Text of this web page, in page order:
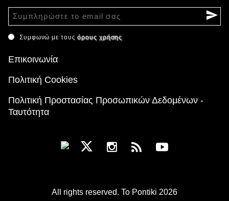
Συμφωνώ με τουςόρους χρήσης
Επικοινωνία
Πολιτική Cookies
Πολιτική Προστασίας Προσωπικών Δεδομένων -
Ταυτότητα
All rights reserved. To Pontiki 2026